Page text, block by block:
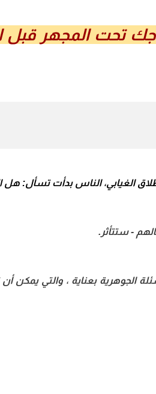
سؤالًا تضع زواجك تحت
الغيابي، الناس بدأت تسأل: هل
- ستتأثر.
الجوهرية بعناية ، والتي يمكن